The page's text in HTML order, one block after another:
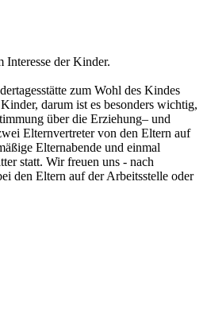
Interesse der Kinder.
zum Wohl des Kindes
darum ist es besonders wichtig,
über die Erziehung– und
Elternvertreter von den Eltern auf
Elternabende und einmal
statt. Wir freuen uns - nach
den Eltern auf der Arbeitsstelle oder